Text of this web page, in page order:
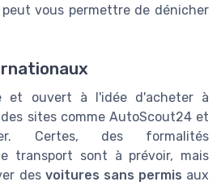
vous permettre de dénicher
et ouvert à l'idée d'acheter à
sites comme AutoScout24 et
Certes, des formalités
transport sont à prévoir, mais
des voitures sans permis aux